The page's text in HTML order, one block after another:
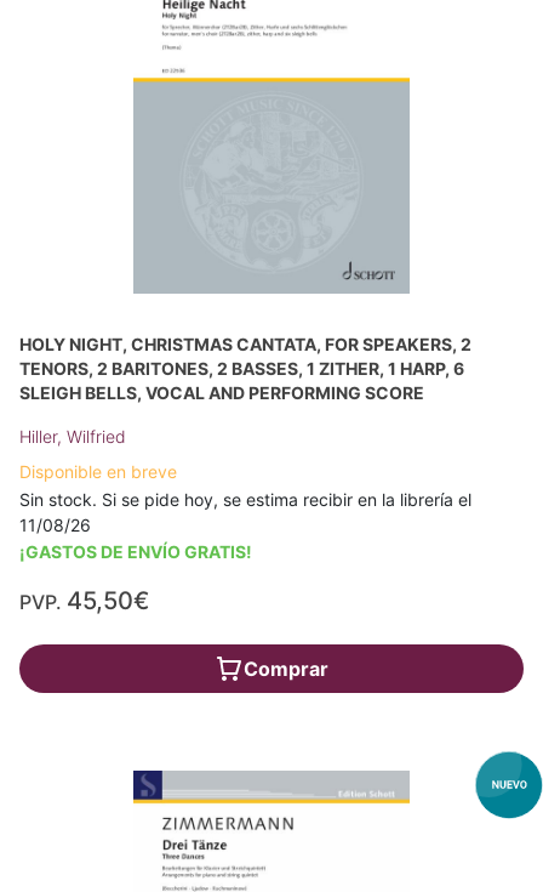
HOLY NIGHT, CHRISTMAS CANTATA, FOR SPEAKERS, 2
TENORS, 2 BARITONES, 2 BASSES, 1 ZITHER, 1 HARP, 6
SLEIGH BELLS, VOCAL AND PERFORMING SCORE
Hiller, Wilfried
Disponible en breve
Sin stock. Si se pide hoy, se estima recibir en la librería el
11/08/26
¡GASTOS DE ENVÍO GRATIS!
PVP. 45,50€
Comprar